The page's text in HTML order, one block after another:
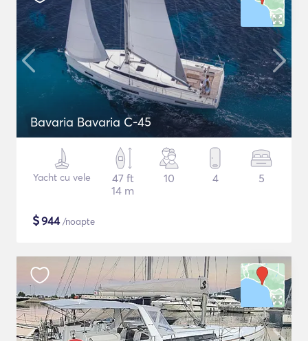
Bavaria Bavaria C-45
Yacht cu vele
47 ft
14 m
10 4 5
$944/noapte